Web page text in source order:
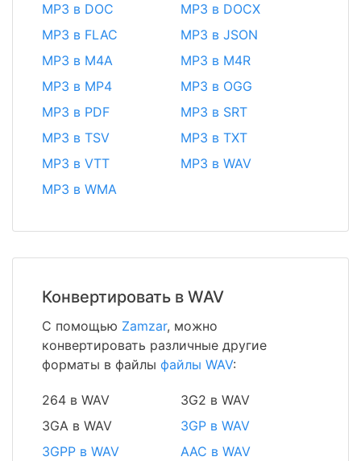
MP3 в DOC
MP3 в DOCX
MP3 в FLAC
MP3 в JSON
MP3 в M4A
MP3 в M4R
MP3 в MP4
MP3 в OGG
MP3 в PDF
MP3 в SRT
MP3 в TSV
MP3 в TXT
MP3 в VTT
MP3 в WAV
MP3 в WMA
Конвертировать в WAV
С помощью Zamzar, можно
конвертировать различные другие
форматы в файлы файлы WAV:
264 в WAV
3G2 в WAV
3GA в WAV
3GP в WAV
3GPP в WAV
AAC в WAV